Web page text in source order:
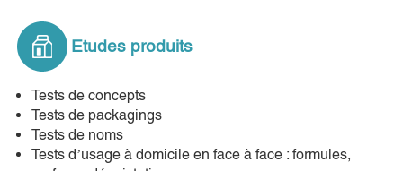
Etudes produits
Tests de concepts
Tests de packagings
Tests de noms
Tests d’usage à domicile en face à face : formules,